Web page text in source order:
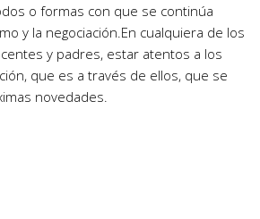
o formas con que se continúa
y la negociación.En cualquiera de los
y padres, estar atentos a los
que es a través de ellos, que se
novedades.